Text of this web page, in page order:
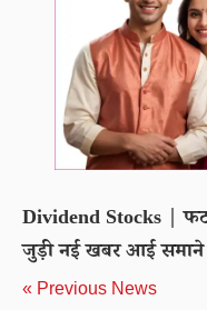
Dividend Stocks |
जुड़ी नई खबर आई समाने
« Previous News